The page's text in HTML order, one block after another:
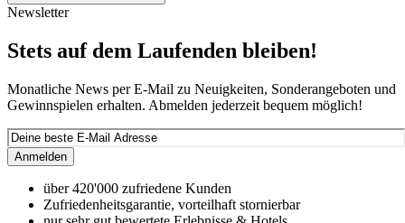
Newsletter
Stets auf dem Laufenden bleiben!
Monatliche News per E-Mail zu Neuigkeiten, Sonderangeboten und
Gewinnspielen erhalten. Abmelden jederzeit bequem möglich!
Anmelden
über 420'000 zufriedene Kunden
Zufriedenheitsgarantie, vorteilhaft stornierbar